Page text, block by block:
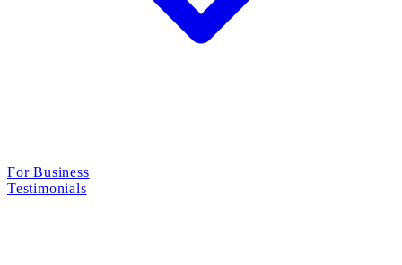
For Business
Testimonials